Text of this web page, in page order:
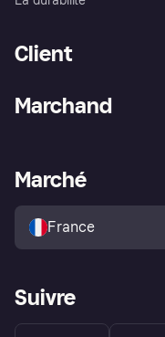
Client
Explorez les magasins
Politique de protection de
l’acheteur Klarna
Marchand
Portail Marchand
Marché
France
Suivre